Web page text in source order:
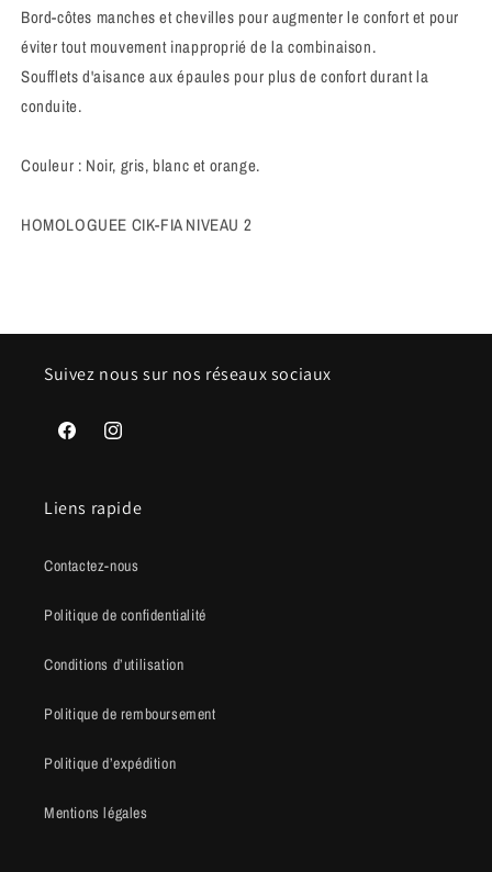
Bord-côtes manches et chevilles pour augmenter le confort et pour
éviter tout mouvement inapproprié de la combinaison.
Soufflets d'aisance aux épaules pour plus de confort durant la
conduite.
Couleur : Noir, gris, blanc et orange.
HOMOLOGUEE CIK-FIA NIVEAU 2
Suivez nous sur nos réseaux sociaux
FacebookInstagram
Liens rapide
Contactez-nous
Politique de confidentialité
Conditions d’utilisation
Politique de remboursement
Politique d’expédition
Mentions légales